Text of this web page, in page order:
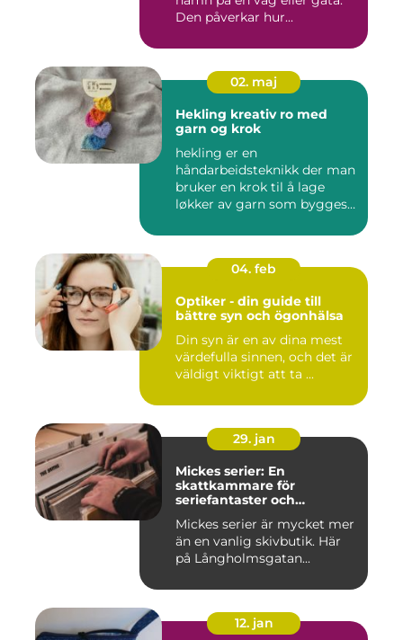
Den påverkar hur...
02. maj
Hekling kreativ ro med
garn og krok
hekling er en
håndarbeidsteknikk der man
bruker en krok til å lage
løkker av garn som bygges
04. feb
Optiker - din guide till
bättre syn och ögonhälsa
Din syn är en av dina mest
värdefulla sinnen, och det är
väldigt viktigt att ta ...
29. jan
Mickes serier: En
skattkammare för
seriefantaster och
Mickes serier är mycket mer
än en vanlig skivbutik. Här
på Långholmsgatan...
12. jan